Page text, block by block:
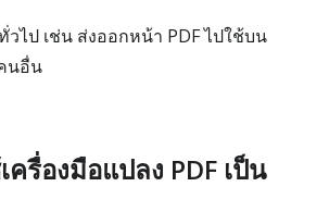
วไป เช่น ส่งออกหน้า PDF ไปใช้บน
นอื่น
ครื่องมือแปลง PDF เป็น